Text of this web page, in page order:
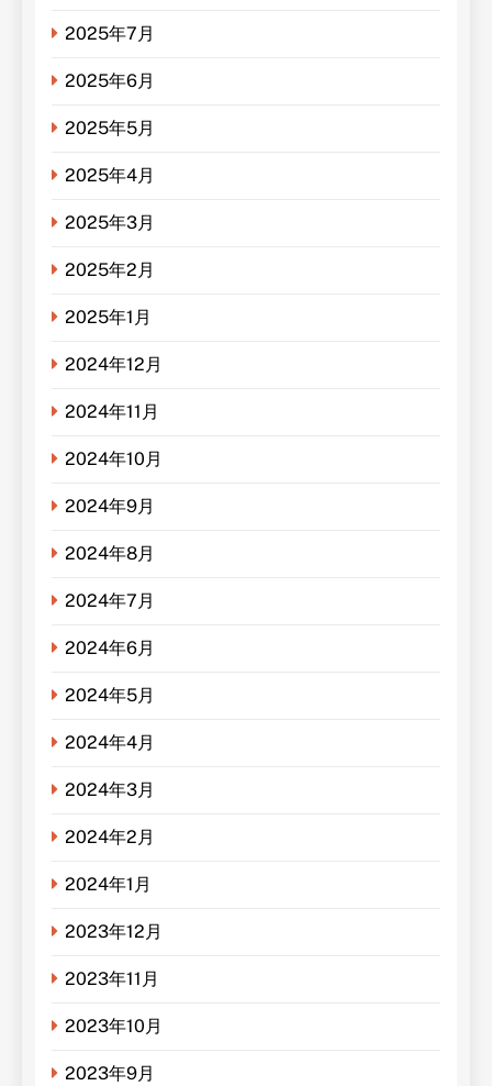
2025年7月
2025年6月
2025年5月
2025年4月
2025年3月
2025年2月
2025年1月
2024年12月
2024年11月
2024年10月
2024年9月
2024年8月
2024年7月
2024年6月
2024年5月
2024年4月
2024年3月
2024年2月
2024年1月
2023年12月
2023年11月
2023年10月
2023年9月